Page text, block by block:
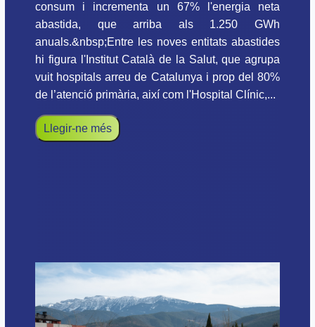
consum i incrementa un 67% l'energia neta
abastida, que arriba als 1.250 GWh
anuals.&nbsp;Entre les noves entitats abastides
hi figura l'Institut Català de la Salut, que agrupa
vuit hospitals arreu de Catalunya i prop del 80%
de l’atenció primària, així com l'Hospital Clínic,...
Llegir-ne més